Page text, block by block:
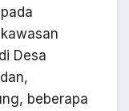
Desa
beberapa